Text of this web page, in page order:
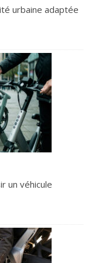
urbaine adaptée
un véhicule